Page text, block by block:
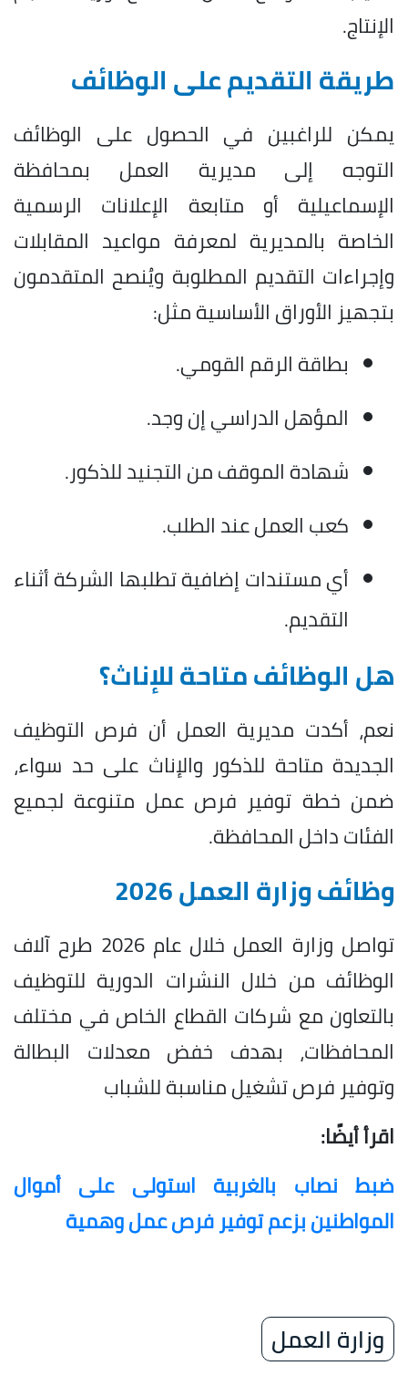
الإنتاج.
طريقة التقديم على الوظائف
يمكن للراغبين في الحصول على الوظائف
التوجه إلى مديرية العمل بمحافظة
الإسماعيلية أو متابعة الإعلانات الرسمية
الخاصة بالمديرية لمعرفة مواعيد المقابلات
وإجراءات التقديم المطلوبة ويُنصح المتقدمون
بتجهيز الأوراق الأساسية مثل:
بطاقة الرقم القومي.
المؤهل الدراسي إن وجد.
شهادة الموقف من التجنيد للذكور.
كعب العمل عند الطلب.
أي مستندات إضافية تطلبها الشركة أثناء
التقديم.
هل الوظائف متاحة للإناث؟
نعم، أكدت مديرية العمل أن فرص التوظيف
الجديدة متاحة للذكور والإناث على حد سواء،
ضمن خطة توفير فرص عمل متنوعة لجميع
الفئات داخل المحافظة.
وظائف وزارة العمل 2026
تواصل وزارة العمل خلال عام 2026 طرح آلاف
الوظائف من خلال النشرات الدورية للتوظيف
بالتعاون مع شركات القطاع الخاص في مختلف
المحافظات، بهدف خفض معدلات البطالة
وتوفير فرص تشغيل مناسبة للشباب
اقرأ أيضًا:
ضبط نصاب بالغربية استولى على أموال
المواطنين بزعم توفير فرص عمل وهمية
وزارة العمل